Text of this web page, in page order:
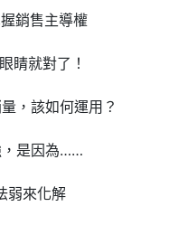
銷售主導權
睛就對了！
，該如何運用？
，是因為……
弱來化解